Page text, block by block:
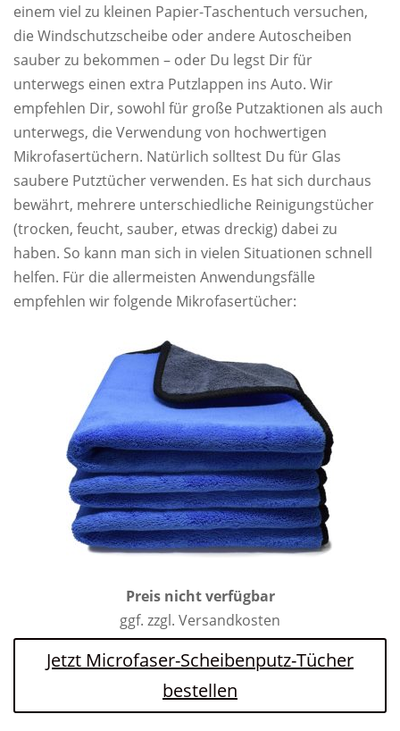
einem viel zu kleinen Papier-Taschentuch versuchen,
die Windschutzscheibe oder andere Autoscheiben
sauber zu bekommen – oder Du legst Dir für
unterwegs einen extra Putzlappen ins Auto. Wir
empfehlen Dir, sowohl für große Putzaktionen als auch
unterwegs, die Verwendung von hochwertigen
Mikrofasertüchern. Natürlich solltest Du für Glas
saubere Putztücher verwenden. Es hat sich durchaus
bewährt, mehrere unterschiedliche Reinigungstücher
(trocken, feucht, sauber, etwas dreckig) dabei zu
haben. So kann man sich in vielen Situationen schnell
helfen. Für die allermeisten Anwendungsfälle
empfehlen wir folgende Mikrofasertücher:
Preis nicht verfügbar
ggf. zzgl. Versandkosten
Jetzt Microfaser-Scheibenputz-Tücher
bestellen